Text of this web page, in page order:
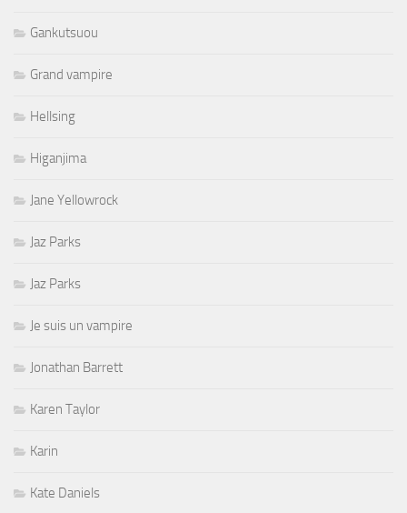
Gankutsuou
Grand vampire
Hellsing
Higanjima
Jane Yellowrock
Jaz Parks
Jaz Parks
Je suis un vampire
Jonathan Barrett
Karen Taylor
Karin
Kate Daniels